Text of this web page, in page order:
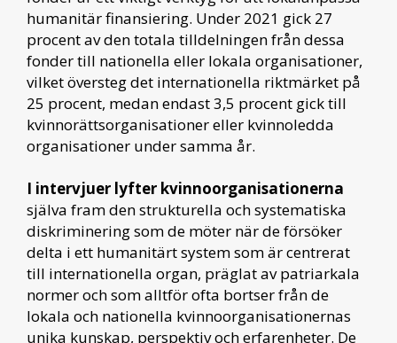
humanitär finansiering. Under 2021 gick 27
procent av den totala tilldelningen från dessa
fonder till nationella eller lokala organisationer,
vilket översteg det internationella riktmärket på
25 procent, medan endast 3,5 procent gick till
kvinnorättsorganisationer eller kvinnoledda
organisationer under samma år.
I intervjuer lyfter kvinnoorganisationerna
själva fram den strukturella och systematiska
diskriminering som de möter när de försöker
delta i ett humanitärt system som är centrerat
till internationella organ, präglat av patriarkala
normer och som alltför ofta bortser från de
lokala och nationella kvinnoorganisationernas
unika kunskap, perspektiv och erfarenheter. De